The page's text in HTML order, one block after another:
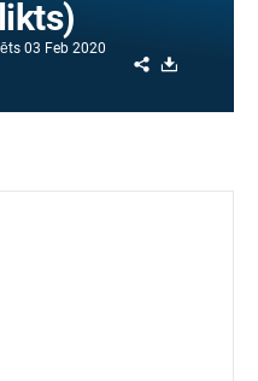
03 Feb 2020
Share